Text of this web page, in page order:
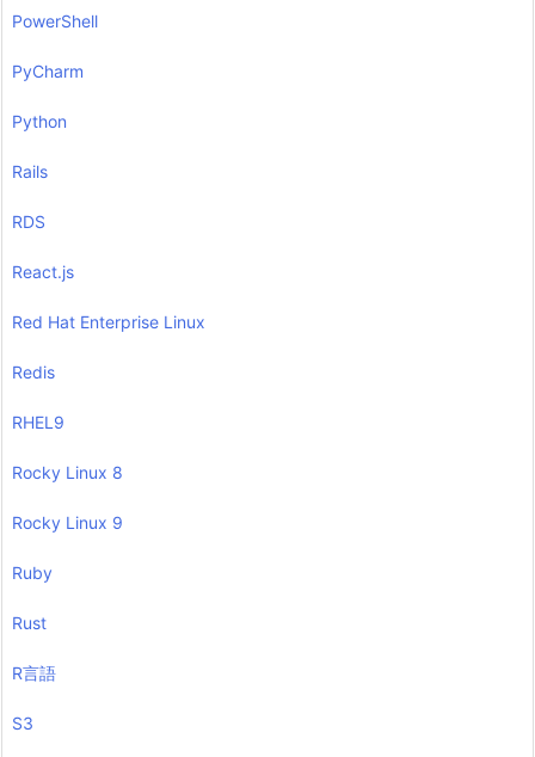
PowerShell
PyCharm
Python
Rails
RDS
React.js
Red Hat Enterprise Linux
Redis
RHEL9
Rocky Linux 8
Rocky Linux 9
Ruby
Rust
R言語
S3